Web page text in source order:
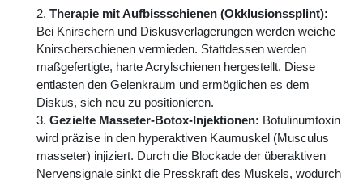
Therapie mit Aufbissschienen (Okklusionssplint):
Bei Knirschern und Diskusverlagerungen werden weiche
Knirscherschienen vermieden. Stattdessen werden
maßgefertigte, harte Acrylschienen hergestellt. Diese
entlasten den Gelenkraum und ermöglichen es dem
Diskus, sich neu zu positionieren.
Gezielte Masseter-Botox-Injektionen: Botulinumtoxin
wird präzise in den hyperaktiven Kaumuskel (Musculus
masseter) injiziert. Durch die Blockade der überaktiven
Nervensignale sinkt die Presskraft des Muskels, wodurch